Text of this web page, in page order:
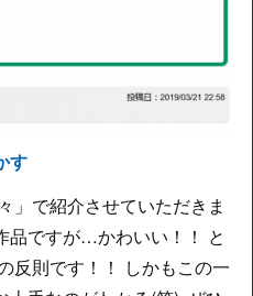
す
」で紹介させていただきま
品ですが…かわいい！！ と
反則です！！ しかもこの一